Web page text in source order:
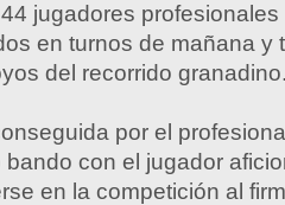
jugadores
en turnos de mañana y
del recorrido
por el
con el jugador
en la competición al